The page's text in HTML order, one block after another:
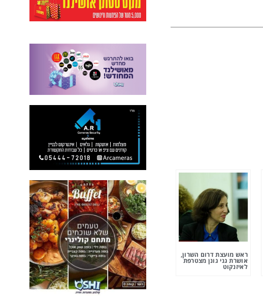
ראש מועצת דרום השרון,
אושרת גני גונן מצטרפת
לאיזנקוט